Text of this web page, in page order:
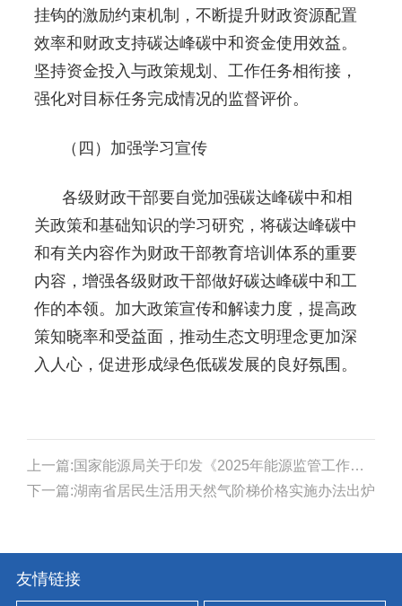
挂钩的激励约束机制，不断提升财政资源配置
效率和财政支持碳达峰碳中和资金使用效益。
坚持资金投入与政策规划、工作任务相衔接，
强化对目标任务完成情况的监督评价。
（四）加强学习宣传
各级财政干部要自觉加强碳达峰碳中和相
关政策和基础知识的学习研究，将碳达峰碳中
和有关内容作为财政干部教育培训体系的重要
内容，增强各级财政干部做好碳达峰碳中和工
作的本领。加大政策宣传和解读力度，提高政
策知晓率和受益面，推动生态文明理念更加深
入人心，促进形成绿色低碳发展的良好氛围。
上一篇:国家能源局关于印发《2025年能源监管工作要点》的通知
下一篇:湖南省居民生活用天然气阶梯价格实施办法出炉
友情链接